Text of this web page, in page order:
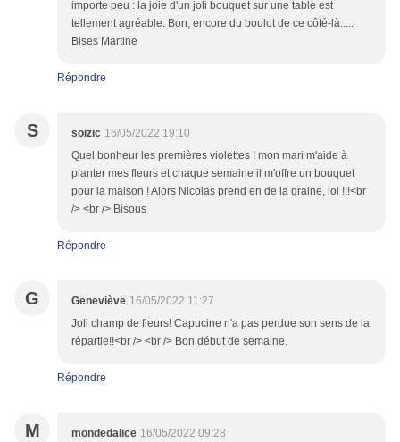
importe peu : la joie d'un joli bouquet sur une table est
tellement agréable. Bon, encore du boulot de ce côté-là.....
Bises Martine
Répondre
S soizic 16/05/2022 19:10
Quel bonheur les premières violettes ! mon mari m'aide à
planter mes fleurs et chaque semaine il m'offre un bouquet
pour la maison ! Alors Nicolas prend en de la graine, lol !!!<br
/> <br /> Bisous
Répondre
G Geneviève 16/05/2022 11:27
Joli champ de fleurs! Capucine n'a pas perdue son sens de la
répartie!!<br /> <br /> Bon début de semaine.
Répondre
M mondedalice 16/05/2022 09:28